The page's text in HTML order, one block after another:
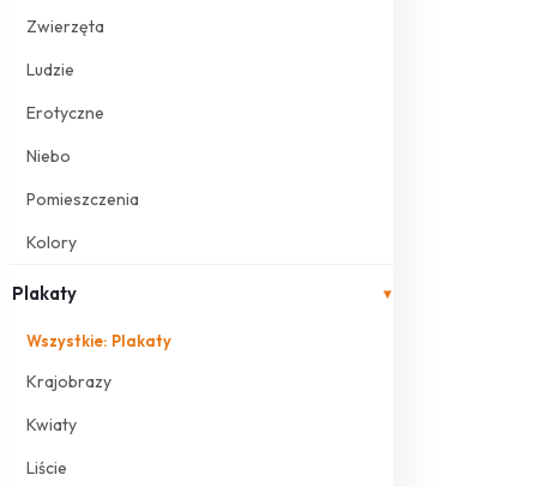
Zwierzęta
Ludzie
Erotyczne
Niebo
Pomieszczenia
Kolory
Plakaty ▾
Wszystkie: Plakaty
Krajobrazy
Kwiaty
Liście